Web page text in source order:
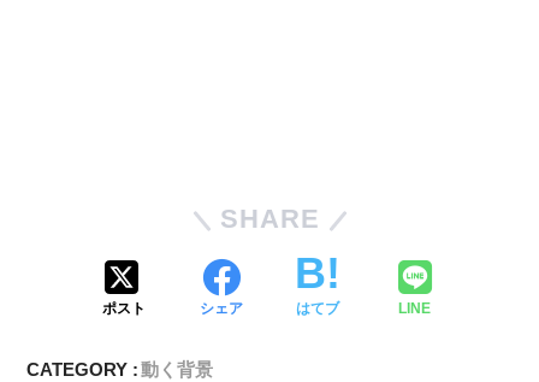
SHARE
ポスト シェア はてブ LINE
CATEGORY :動く背景